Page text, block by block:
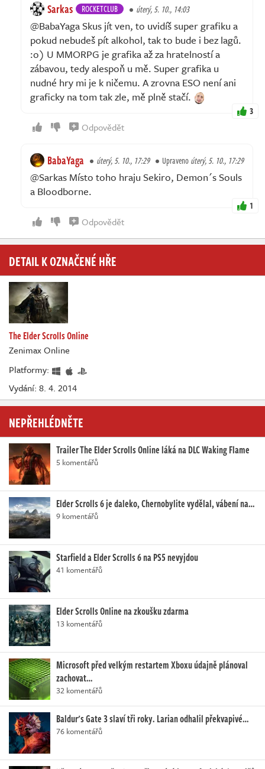
Sarkas ROCKETCLUB úterý, 5. 10., 14:03
@BabaYaga Skus jít ven, to uvidíš super grafiku a
pokud nebudeš pít alkohol, tak to bude i bez lagů.
:o) U MMORPG je grafika až za hratelností a
zábavou, tedy alespoň u mě. Super grafika u
nudné hry mi je k ničemu. A zrovna ESO není ani
graficky na tom tak zle, mě plně stačí.
3
Odpovědět
BabaYaga úterý, 5. 10., 17:29 Upravenoúterý, 5. 10., 17:29
@Sarkas Místo toho hraju Sekiro, Demon´s Souls
a Bloodborne.
1
Odpovědět
DETAIL K OZNAČENÉ HŘE
The Elder Scrolls Online
Zenimax Online
Platformy:
Vydání: 8. 4. 2014
NEPŘEHLÉDNĚTE
Trailer The Elder Scrolls Online láká na DLC Waking Flame
5 komentářů
Elder Scrolls 6 je daleko, Chernobylite vydělal, vábení na…
9 komentářů
Starfield a Elder Scrolls 6 na PS5 nevyjdou
41 komentářů
Elder Scrolls Online na zkoušku zdarma
13 komentářů
Microsoft před velkým restartem Xboxu údajně plánoval
zachovat…
32 komentářů
Baldur's Gate 3 slaví tři roky. Larian odhalil překvapivé…
76 komentářů